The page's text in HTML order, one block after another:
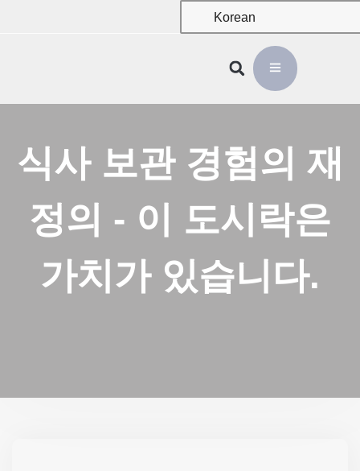
Korean
식사 보관 경험의 재
정의 - 이 도시락은
가치가 있습니다.